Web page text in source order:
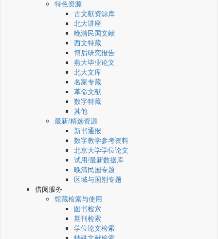
特色资源
古文献资源库
北大讲座
晚清民国文献
西文特藏
博后研究报告
燕大毕业论文
北大文库
名家专藏
革命文献
数字特藏
其他
最新/精选资源
新书通报
数字教学参考资料
北京大学学位论文
试用/最新数据库
晚清民国专题
区域与国别专题
借阅服务
馆藏检索与使用
图书检索
期刊检索
学位论文检索